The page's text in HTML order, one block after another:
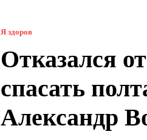
Я здоров
Отказался
спасать
Александр